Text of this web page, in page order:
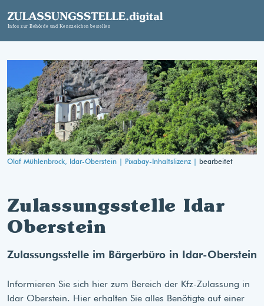
Olaf Mühlenbrock, Idar-Oberstein | Pixabay-Inhaltslizenz | bearbeitet
Zulassungsstelle Idar
Oberstein
Zulassungsstelle im Bärgerbüro in Idar-Oberstein
Informieren Sie sich hier zum Bereich der Kfz-Zulassung in
Idar Oberstein. Hier erhalten Sie alles Benötigte auf einer